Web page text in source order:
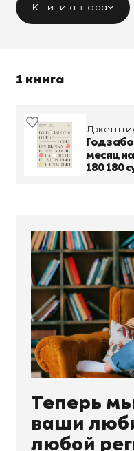
Книги автора
1 книга
Год
месяц
180 180
Теперь
ваши
любой